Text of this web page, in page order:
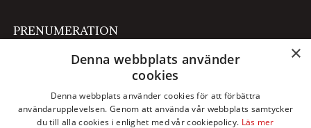
PRENUMERATION
FÖLJ OSS
×
Denna webbplats använder
cookies
Denna webbplats använder cookies för att förbättra
användarupplevelsen. Genom att använda vår webbplats samtycker
du till alla cookies i enlighet med vår cookiepolicy. Läs mer